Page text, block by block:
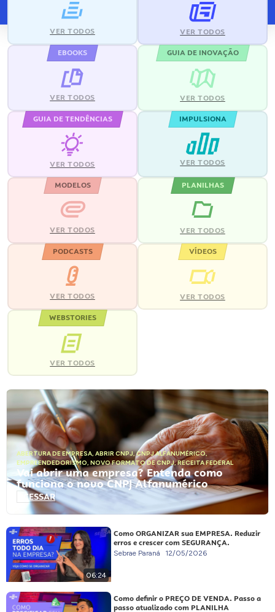
VER TODOS VER TODOS
EBOOKS
VER TODOS
GUIA DE INOVAÇÃO
VER TODOS
GUIA DE TENDÊNCIAS
VER TODOS
IMPULSIONA
VER TODOS
MODELOS
VER TODOS
PLANILHAS
VER TODOS
PODCASTS
VER TODOS
VÍDEOS
VER TODOS
WEBSTORIES
VER TODOS
ABERTURA DE EMPRESA, ABRIR CNPJ,CNPJ ALFANUMÉRICO,
EMPREENDEDORISMO, NOVO FORMATO DE CNPJ,RECEITA FEDERAL
Vai abrir uma empresa? Entenda como
funciona o novo CNPJ Alfanumérico
ACESSAR
06:24
Como ORGANIZAR sua EMPRESA. Reduzir
erros e crescer com SEGURANÇA.
Sebrae Paraná 12/05/2026
Como definir o PREÇO DE VENDA. Passo a
passo atualizado com PLANILHA